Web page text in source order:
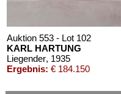
Auktion 553 - Lot 102
KARL HARTUNG
Liegender, 1935
Ergebnis: € 184.150